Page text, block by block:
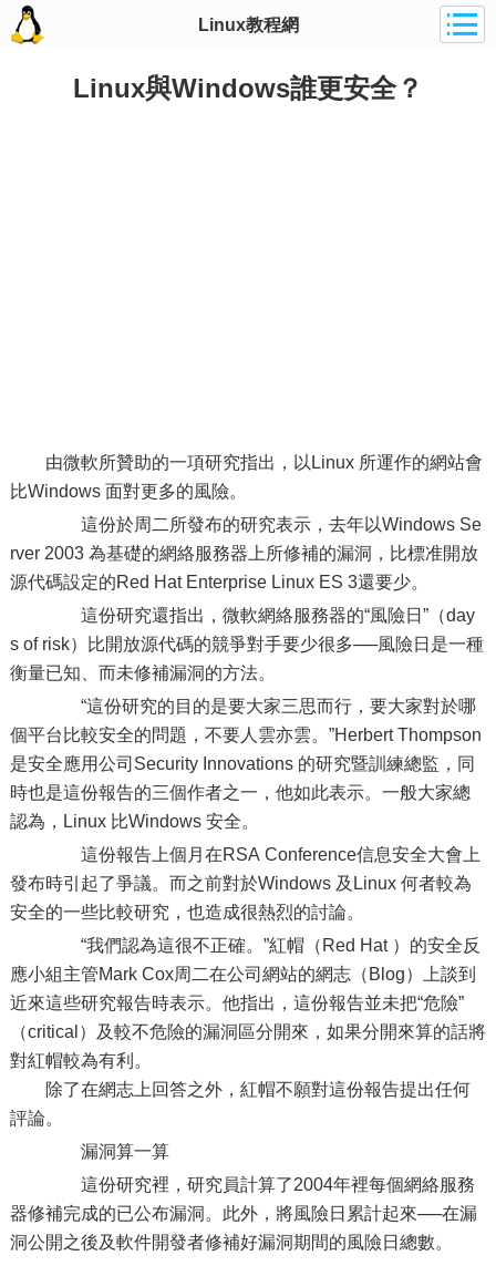
Linux教程網
Linux與Windows誰更安全？
由微軟所贊助的一項研究指出，以Linux 所運作的網站會
比Windows 面對更多的風險。
這份於周二所發布的研究表示，去年以Windows Se
rver 2003 為基礎的網絡服務器上所修補的漏洞，比標准開放
源代碼設定的Red Hat Enterprise Linux ES 3還要少。
這份研究還指出，微軟網絡服務器的“風險日”（day
s of risk）比開放源代碼的競爭對手要少很多──風險日是一種
衡量已知、而未修補漏洞的方法。
“這份研究的目的是要大家三思而行，要大家對於哪
個平台比較安全的問題，不要人雲亦雲。”Herbert Thompson
是安全應用公司Security Innovations 的研究暨訓練總監，同
時也是這份報告的三個作者之一，他如此表示。一般大家總
認為，Linux 比Windows 安全。
這份報告上個月在RSA Conference信息安全大會上
發布時引起了爭議。而之前對於Windows 及Linux 何者較為
安全的一些比較研究，也造成很熱烈的討論。
“我們認為這很不正確。”紅帽（Red Hat ）的安全反
應小組主管Mark Cox周二在公司網站的網志（Blog）上談到
近來這些研究報告時表示。他指出，這份報告並未把“危險”
（critical）及較不危險的漏洞區分開來，如果分開來算的話將
對紅帽較為有利。
除了在網志上回答之外，紅帽不願對這份報告提出任何
評論。
漏洞算一算
這份研究裡，研究員計算了2004年裡每個網絡服務
器修補完成的已公布漏洞。此外，將風險日累計起來──在漏
洞公開之後及軟件開發者修補好漏洞期間的風險日總數。